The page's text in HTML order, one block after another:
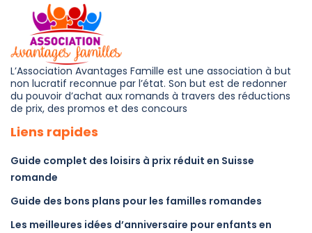
L’Association Avantages Famille est une association à but
non lucratif reconnue par l’état. Son but est de redonner
du pouvoir d’achat aux romands à travers des réductions
de prix, des promos et des concours
Liens rapides
Guide complet des loisirs à prix réduit en Suisse
romande
Guide des bons plans pour les familles romandes
Les meilleures idées d’anniversaire pour enfants en